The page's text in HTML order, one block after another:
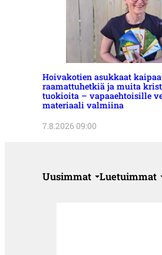
Hoivakotien asukkaat
raamattuhetkiä ja muita
tuokioita – vapaaehtoisille
materiaali valmiina
7.8.2026 09:00
Uusimmat Luetuimmat